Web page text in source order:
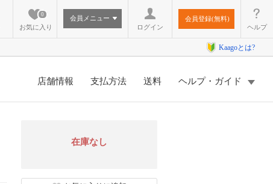
お気に入り
0
会員メニュー
ログイン
会員登録(無料)
ヘルプ
Kaagoとは?
店舗情報 支払方法 送料 ヘルプ・ガイド
在庫なし